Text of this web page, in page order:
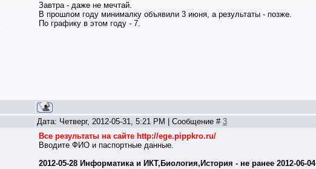
Завтра - даже не мечтай.
В прошлом году минималку объявили 3 июня, а результаты - позже.
По графику в этом году - 7.
Дата: Четверг, 2012-05-31, 5:21 PM | Сообщение # 3
Все результаты на сайте http://ege.pippkro.ru/
Вводите ФИО и паспортные данные.
2012-05-28 Информатика и ИКТ,Биология,История - не ранее 2012-06-04